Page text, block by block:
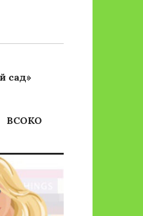
сад»
ВСОКО